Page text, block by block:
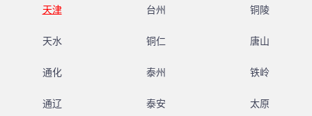
天津 台州 铜陵
天水 铜仁 唐山
通化 泰州 铁岭
通辽 泰安 太原